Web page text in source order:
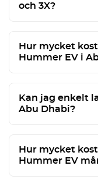
och 3X?
Hur mycket
Hummer EV i
Kan jag enkelt
Abu Dhabi?
Hur mycket
Hummer EV